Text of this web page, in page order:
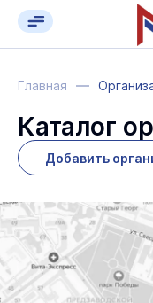
Главная
Каталог
Добавить